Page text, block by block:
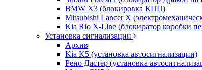
BMW X3 (блокировка КПП)
Mitsubishi Lancer X
Kia Rio X-Line (блокиратор коробки
Установка сигнализации
Архив
Kia K5 (установка автосигнализации)
Рено Дастер (установка